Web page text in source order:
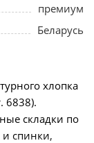
премиум
Беларусь
хлопка
6838).
складки по
спинки,